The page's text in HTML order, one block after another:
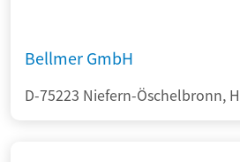
Bellmer GmbH
D-75223 Niefern-Öschelbronn,